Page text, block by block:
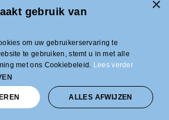
beurs
2996333 |
| BTW nummer
| KVK nummer
NL59INGB
gebruik van
om uw gebruikerservaring te
te gebruiken, stemt u in met alle
met ons Cookiebeleid. Lees verder
ALLES AFWIJZEN